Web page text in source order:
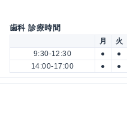
歯科 診療時間
月 火
9:30-12:30
● ●
14:00-17:00
● ●